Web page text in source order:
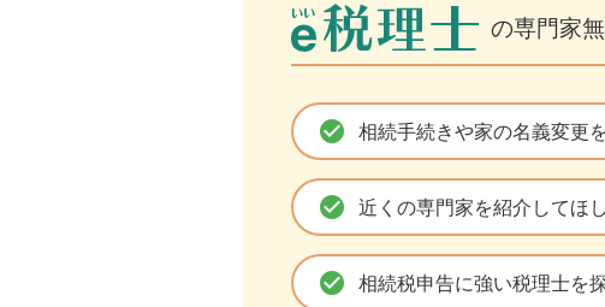
の専門家
check_circle 相続手続きや家の名義変更
check_circle 近くの専門家を紹介してほ
check_circle 相続税申告に強い税理士を